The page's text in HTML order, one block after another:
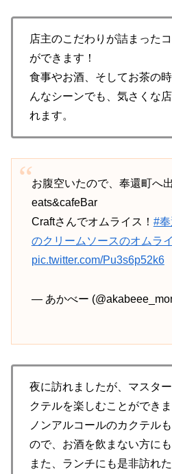
店主のこだわりが詰まった
ができます！
食事やお酒、そしてお茶の
んなシーンでも、気さくな
れます。
お腹空いたので、奉還町へ
eats&cafeBar
Craftさんでオムライス！ #奉
のクリームソースのオムラ
pic.twitter.com/Pu3s6p52k6
— あかべー
夜に訪れましたが、マスタ
クテルを楽しむことができま
ノンアルコールのカクテル
ので、お酒を飲まない方にも
また、ランチにも是非訪れ